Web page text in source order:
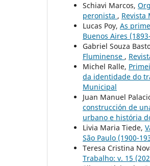
Schiavi Marcos,
peronista , Revista
Lucas Poy, As
Buenos Aires
Gabriel Souza
Fluminense ,
Michel Ralle,
da identidade do
Municipal
Juan Manuel
construcción de
urbano e história
Livia Maria Tiede,
São Paulo (1900-
Teresa Cristina
Trabalho: v. 15